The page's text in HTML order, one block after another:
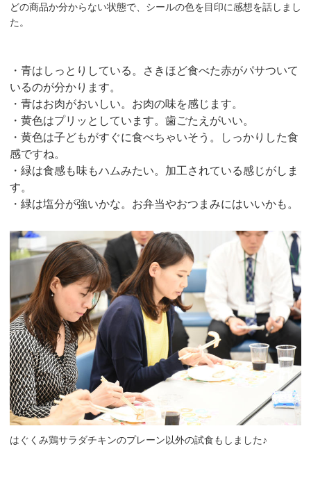
どの商品か分からない状態で、シールの色を目印に感想を話しまし
た。
・青はしっとりしている。さきほど食べた赤がパサついて
いるのが分かります。
・青はお肉がおいしい。お肉の味を感じます。
・黄色はプリッとしています。歯ごたえがいい。
・黄色は子どもがすぐに食べちゃいそう。しっかりした食
感ですね。
・緑は食感も味もハムみたい。加工されている感じがしま
す。
・緑は塩分が強いかな。お弁当やおつまみにはいいかも。
はぐくみ鶏サラダチキンのプレーン以外の試食もしました♪